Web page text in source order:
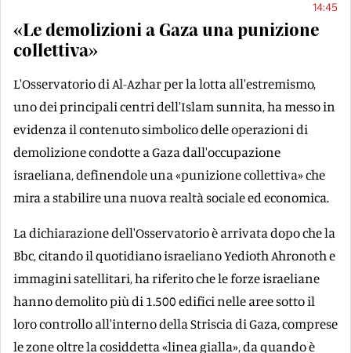
14:45
«Le demolizioni a Gaza una punizione
collettiva»
L'Osservatorio di Al-Azhar per la lotta all'estremismo,
uno dei principali centri dell'Islam sunnita, ha messo in
evidenza il contenuto simbolico delle operazioni di
demolizione condotte a Gaza dall'occupazione
israeliana, definendole una «punizione collettiva» che
mira a stabilire una nuova realtà sociale ed economica.
La dichiarazione dell'Osservatorio è arrivata dopo che la
Bbc, citando il quotidiano israeliano Yedioth Ahronoth e
immagini satellitari, ha riferito che le forze israeliane
hanno demolito più di 1.500 edifici nelle aree sotto il
loro controllo all'interno della Striscia di Gaza, comprese
le zone oltre la cosiddetta «linea gialla», da quando è